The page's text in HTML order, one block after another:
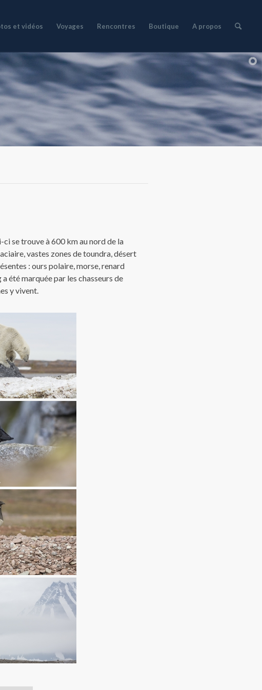
et vidéos Voyages Rencontres Boutique A propos
ci se trouve à 600 km au nord de la
vastes zones de toundra, désert
: ours polaire, morse, renard
été marquée par les chasseurs de
y vivent.